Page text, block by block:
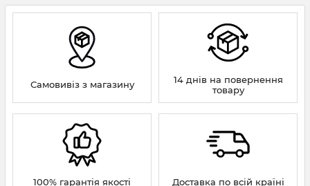
Самовивіз з магазину
14 днів на повернення
товару
100% гарантія якості Доставка по всій країні